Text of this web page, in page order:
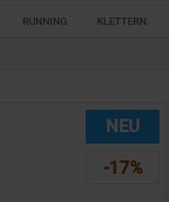
RUNNING KLETTERN
NEU
-17%